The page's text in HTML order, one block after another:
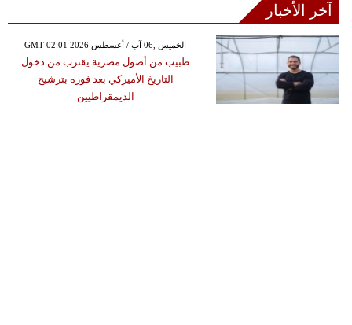
آخر الأخبار
GMT 02:01 2026 الخميس ,06 آب / أغسطس
طبيب من أصول مصرية يقترب من دخول
التاريخ الأميركي بعد فوزه بترشيح
الديمقراطيين